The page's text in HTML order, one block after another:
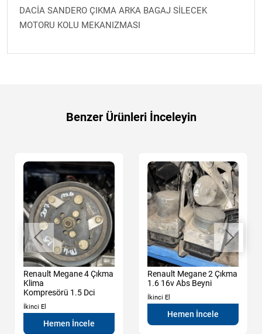
DACİA SANDERO ÇIKMA ARKA BAGAJ SİLECEK
MOTORU KOLU MEKANIZMASI
Benzer Ürünleri İnceleyin
Renault Megane 4 Çıkma
Klima
Kompresörü 1.5 Dci
İkinci El
Hemen İncele
Renault Megane 2 Çıkma
1.6 16v Abs Beyni
İkinci El
Hemen İncele